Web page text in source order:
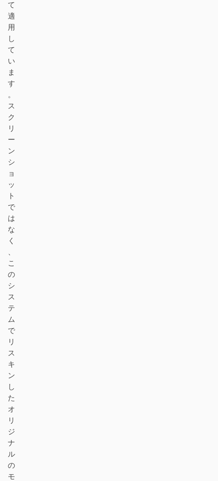
て
適
用
し
て
い
ま
す
。
ス
ク
リ
ー
ン
シ
ョ
ッ
ト
で
は
な
く
、
こ
の
シ
ス
テ
ム
で
リ
ス
キ
ン
し
た
オ
リ
ジ
ナ
ル
の
モ